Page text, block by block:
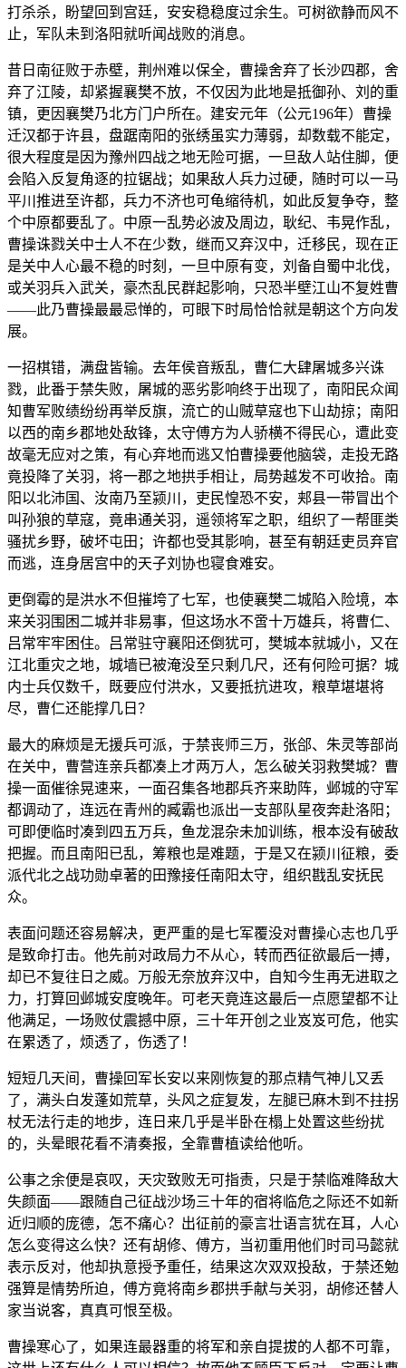
打杀杀，盼望回到宫廷，安安稳稳度过余生。可树欲静而风不
止，军队未到洛阳就听闻战败的消息。
昔日南征败于赤壁，荆州难以保全，曹操舍弃了长沙四郡，舍
弃了江陵，却紧握襄樊不放，不仅因为此地是抵御孙、刘的重
镇，更因襄樊乃北方门户所在。建安元年（公元196年）曹操
迁汉都于许县，盘踞南阳的张绣虽实力薄弱，却数载不能定，
很大程度是因为豫州四战之地无险可据，一旦敌人站住脚，便
会陷入反复角逐的拉锯战；如果敌人兵力过硬，随时可以一马
平川推进至许都，兵力不济也可龟缩待机，如此反复争夺，整
个中原都要乱了。中原一乱势必波及周边，耿纪、韦晃作乱，
曹操诛戮关中士人不在少数，继而又弃汉中，迁移民，现在正
是关中人心最不稳的时刻，一旦中原有变，刘备自蜀中北伐，
或关羽兵入武关，豪杰乱民群起影响，只恐半壁江山不复姓曹
——此乃曹操最最忌惮的，可眼下时局恰恰就是朝这个方向发
展。
一招棋错，满盘皆输。去年侯音叛乱，曹仁大肆屠城多兴诛
戮，此番于禁失败，屠城的恶劣影响终于出现了，南阳民众闻
知曹军败绩纷纷再举反旗，流亡的山贼草寇也下山劫掠；南阳
以西的南乡郡地处敌锋，太守傅方为人骄横不得民心，遭此变
故毫无应对之策，有心弃地而逃又怕曹操要他脑袋，走投无路
竟投降了关羽，将一郡之地拱手相让，局势越发不可收拾。南
阳以北沛国、汝南乃至颍川，吏民惶恐不安，郏县一带冒出个
叫孙狼的草寇，竟串通关羽，遥领将军之职，组织了一帮匪类
骚扰乡野，破坏屯田；许都也受其影响，甚至有朝廷吏员弃官
而逃，连身居宫中的天子刘协也寝食难安。
更倒霉的是洪水不但摧垮了七军，也使襄樊二城陷入险境，本
来关羽围困二城并非易事，但这场水不啻十万雄兵，将曹仁、
吕常牢牢困住。吕常驻守襄阳还倒犹可，樊城本就城小，又在
江北重灾之地，城墙已被淹没至只剩几尺，还有何险可据？城
内士兵仅数千，既要应付洪水，又要抵抗进攻，粮草堪堪将
尽，曹仁还能撑几日？
最大的麻烦是无援兵可派，于禁丧师三万，张郃、朱灵等部尚
在关中，曹营连亲兵都凑上才两万人，怎么破关羽救樊城？曹
操一面催徐晃速来，一面召集各地郡兵齐来助阵，邺城的守军
都调动了，连远在青州的臧霸也派出一支部队星夜奔赴洛阳；
可即便临时凑到四五万兵，鱼龙混杂未加训练，根本没有破敌
把握。而且南阳已乱，筹粮也是难题，于是又在颍川征粮，委
派代北之战功勋卓著的田豫接任南阳太守，组织戡乱安抚民
众。
表面问题还容易解决，更严重的是七军覆没对曹操心志也几乎
是致命打击。他先前对政局力不从心，转而西征欲最后一搏，
却已不复往日之威。万般无奈放弃汉中，自知今生再无进取之
力，打算回邺城安度晚年。可老天竟连这最后一点愿望都不让
他满足，一场败仗震撼中原，三十年开创之业岌岌可危，他实
在累透了，烦透了，伤透了！
短短几天间，曹操回军长安以来刚恢复的那点精气神儿又丢
了，满头白发蓬如荒草，头风之症复发，左腿已麻木到不拄拐
杖无法行走的地步，连日来几乎是半卧在榻上处置这些纷扰
的，头晕眼花看不清奏报，全靠曹植读给他听。
公事之余便是哀叹，天灾致败无可指责，只是于禁临难降敌大
失颜面——跟随自己征战沙场三十年的宿将临危之际还不如新
近归顺的庞德，怎不痛心？出征前的豪言壮语言犹在耳，人心
怎么变得这么快？还有胡修、傅方，当初重用他们时司马懿就
表示反对，他却执意授予重任，结果这次双双投敌，于禁还勉
强算是情势所迫，傅方竟将南乡郡拱手献与关羽，胡修还替人
家当说客，真真可恨至极。
曹操寒心了，如果连最器重的将军和亲自提拔的人都不可靠，